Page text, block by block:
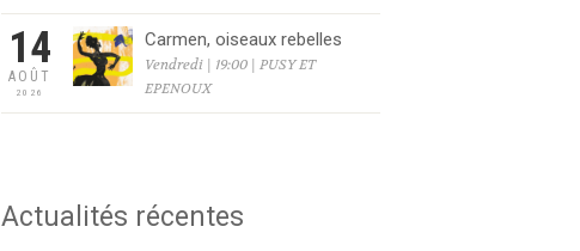
14
AOÛT
2026
Carmen, oiseaux rebelles
Vendredi | 19:00 | PUSY ET
EPENOUX
Actualités récentes